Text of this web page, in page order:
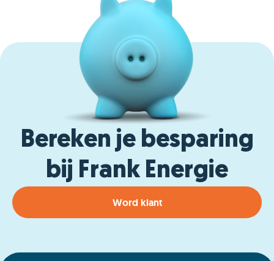
Bereken je besparing
bij Frank Energie
Word klant